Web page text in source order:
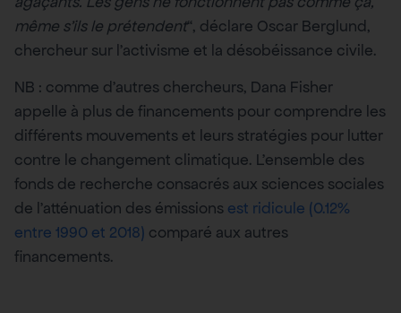
même s’ils le prétendent“, déclare Oscar Berglund,
chercheur sur l’activisme et la désobéissance civile.
NB : comme d’autres chercheurs, Dana Fisher
appelle à plus de financements pour comprendre les
différents mouvements et leurs stratégies pour lutter
contre le changement climatique. L’ensemble des
fonds de recherche consacrés aux sciences sociales
de l’atténuation des émissions est ridicule (0.12%
entre 1990 et 2018) comparé aux autres
financements.